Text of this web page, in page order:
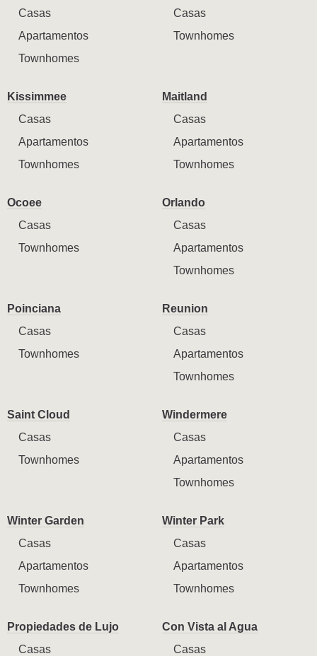
Casas
Apartamentos
Townhomes
Casas
Townhomes
Kissimmee
Casas
Apartamentos
Townhomes
Maitland
Casas
Apartamentos
Townhomes
Ocoee
Casas
Townhomes
Orlando
Casas
Apartamentos
Townhomes
Poinciana
Casas
Townhomes
Reunion
Casas
Apartamentos
Townhomes
Saint Cloud
Casas
Townhomes
Windermere
Casas
Apartamentos
Townhomes
Winter Garden
Casas
Apartamentos
Townhomes
Winter Park
Casas
Apartamentos
Townhomes
Propiedades de Lujo
Casas
Con Vista al Agua
Casas